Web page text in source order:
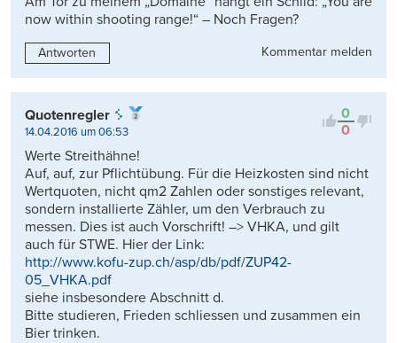
now within shooting range!“ – Noch Fragen?
Antworten Kommentar melden
0
0
Quotenregler
14.04.2016 um 06:53
Werte Streithähne!
Auf, auf, zur Pflichtübung. Für die Heizkosten sind nicht
Wertquoten, nicht qm2 Zahlen oder sonstiges relevant,
sondern installierte Zähler, um den Verbrauch zu
messen. Dies ist auch Vorschrift! –> VHKA, und gilt
auch für STWE. Hier der Link:
http://www.kofu-zup.ch/asp/db/pdf/ZUP42-
05_VHKA.pdf
siehe insbesondere Abschnitt d.
Bitte studieren, Frieden schliessen und zusammen ein
Bier trinken.